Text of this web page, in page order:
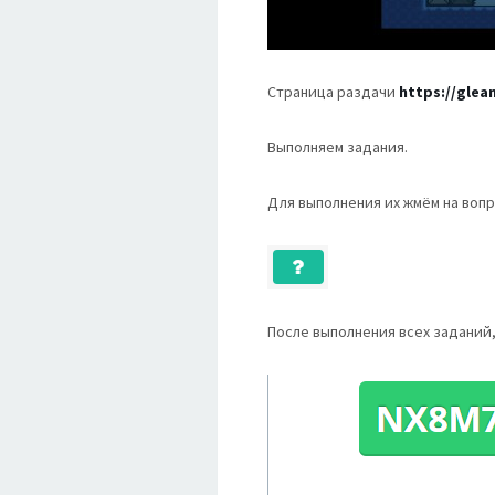
Страница раздачи https://
Выполняем задания.
Для выполнения их жмём на
После выполнения всех